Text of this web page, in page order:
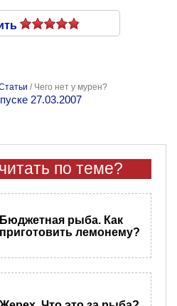
/ Чего нет у мурен?
27.03.2007
по теме?
Бюджетная рыба. Как
приготовить лемонему?